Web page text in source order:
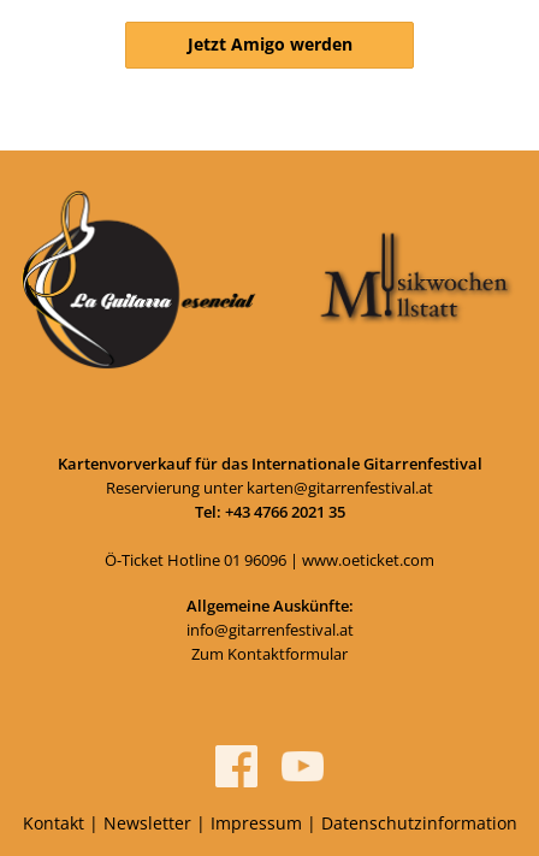
Jetzt Amigo werden
Kartenvorverkauf für das Internationale Gitarrenfestival
Reservierung unter karten@gitarrenfestival.at
Tel: +43 4766 2021 35
Ö-Ticket Hotline01 96096 | www.oeticket.com
Allgemeine Auskünfte:
info@gitarrenfestival.at
Zum Kontaktformular
Kontakt| Newsletter| Impressum | Datenschutzinformation